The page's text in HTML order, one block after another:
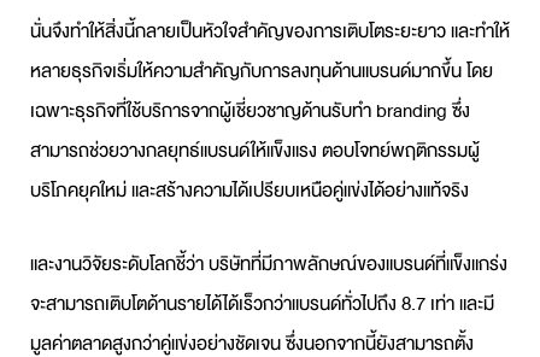
นั่นจึงทำให้สิ่งนี้กลายเป็นหัวใจสำคัญของการเติบโตระยะยาว และทำให้
หลายธุรกิจเริ่มให้ความสำคัญกับการลงทุนด้านแบรนด์มากขึ้น โดย
เฉพาะธุรกิจที่ใช้บริการจากผู้เชี่ยวชาญด้านรับทำ brandingซึ่ง
สามารถช่วยวางกลยุทธ์แบรนด์ให้แข็งแรง ตอบโจทย์พฤติกรรมผู้
บริโภคยุคใหม่ และสร้างความได้เปรียบเหนือคู่แข่งได้อย่างแท้จริง
และงานวิจัยระดับโลกชี้ว่า บริษัทที่มีภาพลักษณ์ของแบรนด์ที่แข็งแกร่ง
จะสามารถเติบโตด้านรายได้ได้เร็วกว่าแบรนด์ทั่วไปถึง 8.7 เท่า และมี
มูลค่าตลาดสูงกว่าคู่แข่งอย่างชัดเจน ซึ่งนอกจากนี้ยังสามารถตั้ง